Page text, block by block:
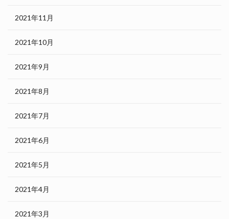
2021年11月
2021年10月
2021年9月
2021年8月
2021年7月
2021年6月
2021年5月
2021年4月
2021年3月